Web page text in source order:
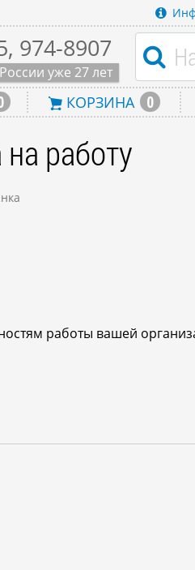
974-8907
уже 27 лет
КОРЗИНА 0
работу
работы вашей